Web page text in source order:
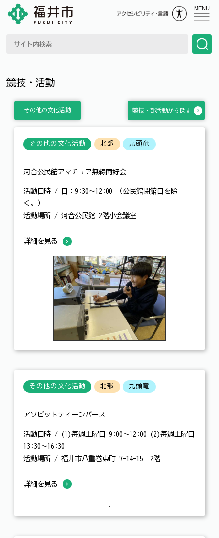
MENU
競技・活動
その他の文化活動 競技・部活動から探す
その他の文化活動 北部 九頭竜
河合公民館アマチュア無線同好会
活動日時 / 日：9:30～12:00 （公民館閉館日を除
く。）
活動場所 / 河合公民館 2階小会議室
詳細を見る
その他の文化活動 北部 九頭竜
アソビットティーンバース
活動日時 / (1)毎週土曜日 9:00～12:00 (2)毎週土曜日
13:30～16:30
活動場所 / 福井市八重巻東町 7-14-15 2階
詳細を見る